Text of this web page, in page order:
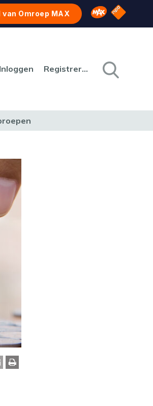
van Omroep MAX Omroep MAX
NPO
Inloggen Registreren